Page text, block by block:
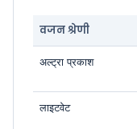
वजन श्रेणी
अल्ट्रा प्रकाश
लाइटवेट